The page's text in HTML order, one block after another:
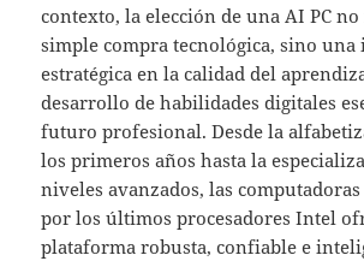
contexto, la elección de una AI PC
simple compra tecnológica, sino una
estratégica en la calidad del
desarrollo de habilidades digitales
futuro profesional. Desde la
los primeros años hasta la
niveles avanzados, las
por los últimos procesadores Intel
plataforma robusta, confiable e